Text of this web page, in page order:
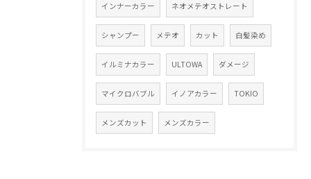
インナーカラー ネオメテオストレート
シャンプー メテオ カット 白髪染め
イルミナカラー ULTOWA ダメージ
マイクロバブル イノアカラー TOKIO
メンズカット メンズカラー